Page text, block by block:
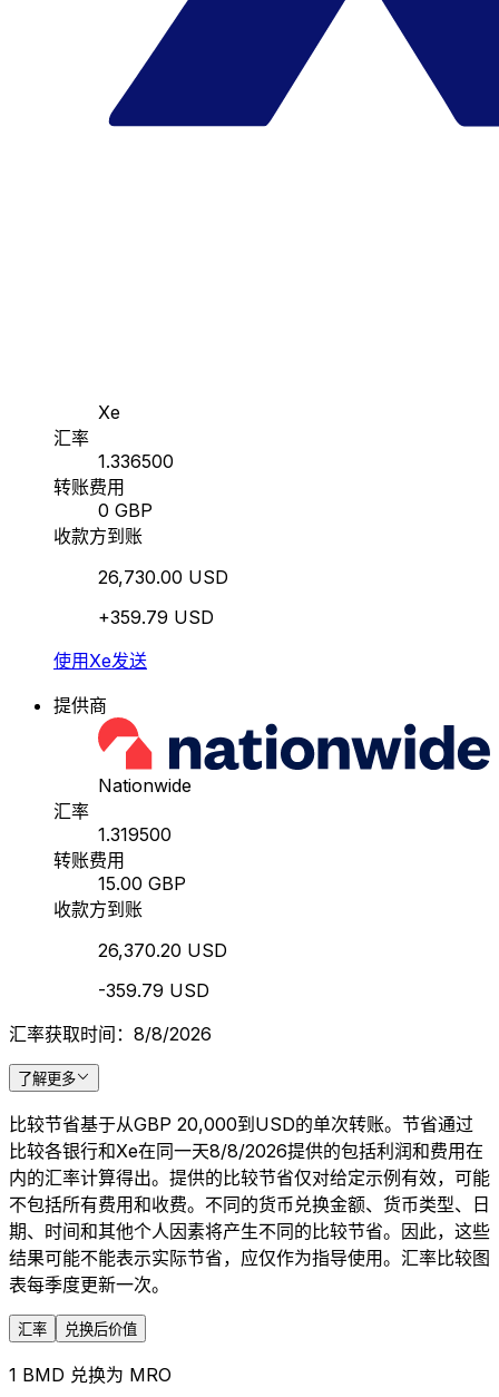
Xe
汇率
1.336500
转账费用
0 GBP
收款方到账
26,730.00 USD
+359.79 USD
使用Xe发送
提供商
Nationwide
汇率
1.319500
转账费用
15.00 GBP
收款方到账
26,370.20 USD
-359.79 USD
汇率获取时间：8/8/2026
了解更多
比较节省基于从GBP 20,000到USD的单次转账。节省通过
比较各银行和Xe在同一天8/8/2026提供的包括利润和费用在
内的汇率计算得出。提供的比较节省仅对给定示例有效，可能
不包括所有费用和收费。不同的货币兑换金额、货币类型、日
期、时间和其他个人因素将产生不同的比较节省。因此，这些
结果可能不能表示实际节省，应仅作为指导使用。汇率比较图
表每季度更新一次。
汇率 兑换后价值
1 BMD 兑换为 MRO